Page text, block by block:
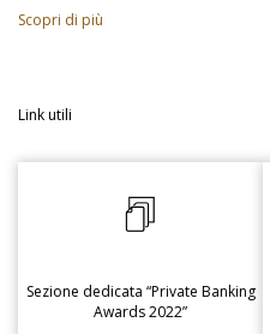
Scopri di più
Link utili
Sezione dedicata “Private Banking
Awards 2022”